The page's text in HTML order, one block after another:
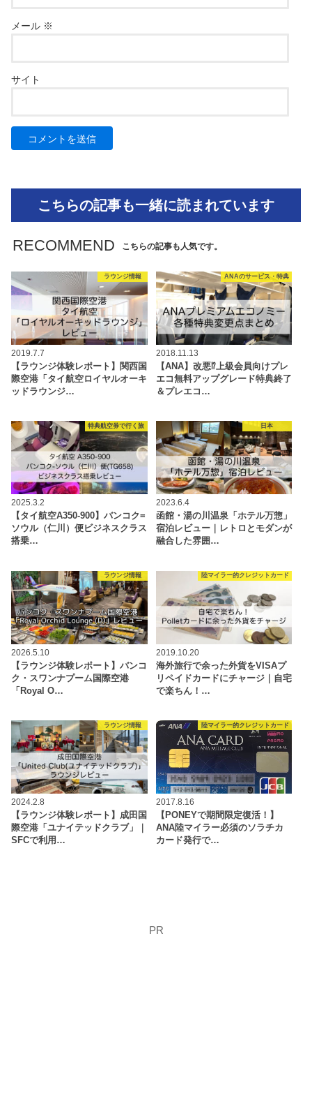
メール ※
サイト
こちらの記事も一緒に読まれています
RECOMMEND こちらの記事も人気です。
ラウンジ情報
2019.7.7
【ラウンジ体験レポート】関西国
際空港「タイ航空ロイヤルオーキ
ッドラウンジ…
ANAのサービス・特典
2018.11.13
【ANA】改悪⁉上級会員向けプレ
エコ無料アップグレード特典終了
＆プレエコ…
特典航空券で行く旅
2025.3.2
【タイ航空A350-900】バンコク=
ソウル（仁川）便ビジネスクラス
搭乗…
日本
2023.6.4
函館・湯の川温泉「ホテル万惣」
宿泊レビュー｜レトロとモダンが
融合した雰囲…
ラウンジ情報
2026.5.10
【ラウンジ体験レポート】バンコ
ク・スワンナプーム国際空港
「Royal O…
陸マイラー的クレジットカード
2019.10.20
海外旅行で余った外貨をVISAプ
リペイドカードにチャージ｜自宅
で楽ちん！…
ラウンジ情報
2024.2.8
【ラウンジ体験レポート】成田国
際空港「ユナイテッドクラブ」｜
SFCで利用…
陸マイラー的クレジットカード
2017.8.16
【PONEYで期間限定復活！】
ANA陸マイラー必須のソラチカ
カード発行で…
PR